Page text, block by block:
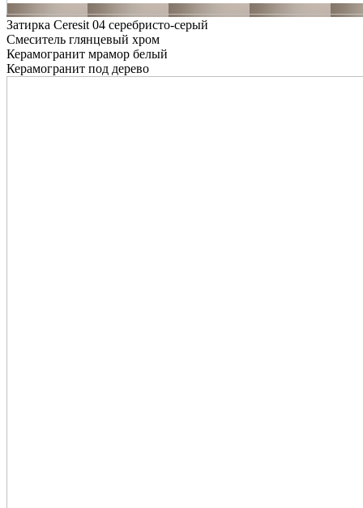
Затирка Ceresit 04 серебристо-серый
Смеситель глянцевый хром
Керамогранит мрамор белый
Керамогранит под дерево